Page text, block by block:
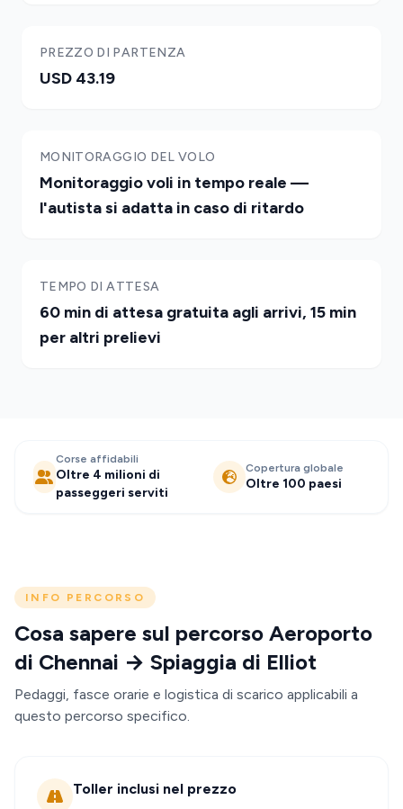
PREZZO DI PARTENZA
USD 43.19
MONITORAGGIO DEL VOLO
Monitoraggio voli in tempo reale —
l'autista si adatta in caso di ritardo
TEMPO DI ATTESA
60 min di attesa gratuita agli arrivi, 15 min
per altri prelievi
Corse affidabili
Oltre 4 milioni di
passeggeri serviti
Copertura globale
Oltre 100 paesi
INFO PERCORSO
Cosa sapere sul percorso Aeroporto
di Chennai → Spiaggia di Elliot
Pedaggi, fasce orarie e logistica di scarico applicabili a
questo percorso specifico.
Toller inclusi nel prezzo